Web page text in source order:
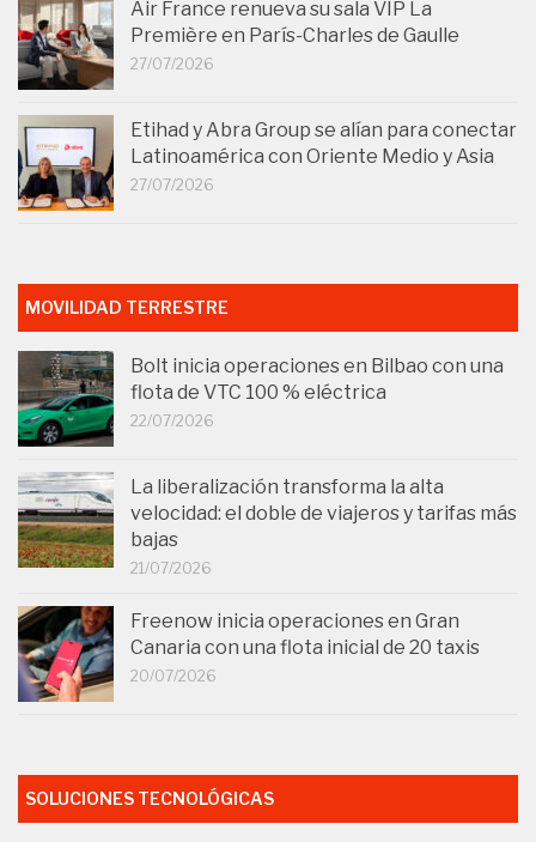
Air France renueva su sala VIP La
Première en París-Charles de Gaulle
27/07/2026
Etihad y Abra Group se alían para conectar
Latinoamérica con Oriente Medio y Asia
27/07/2026
MOVILIDAD TERRESTRE
Bolt inicia operaciones en Bilbao con una
flota de VTC 100 % eléctrica
22/07/2026
La liberalización transforma la alta
velocidad: el doble de viajeros y tarifas más
bajas
21/07/2026
Freenow inicia operaciones en Gran
Canaria con una flota inicial de 20 taxis
20/07/2026
SOLUCIONES TECNOLÓGICAS